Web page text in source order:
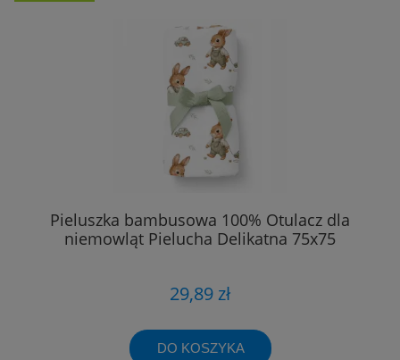
Pieluszka bambusowa 100% Otulacz dla
niemowląt Pielucha Delikatna 75x75
29,89 zł
DO KOSZYKA